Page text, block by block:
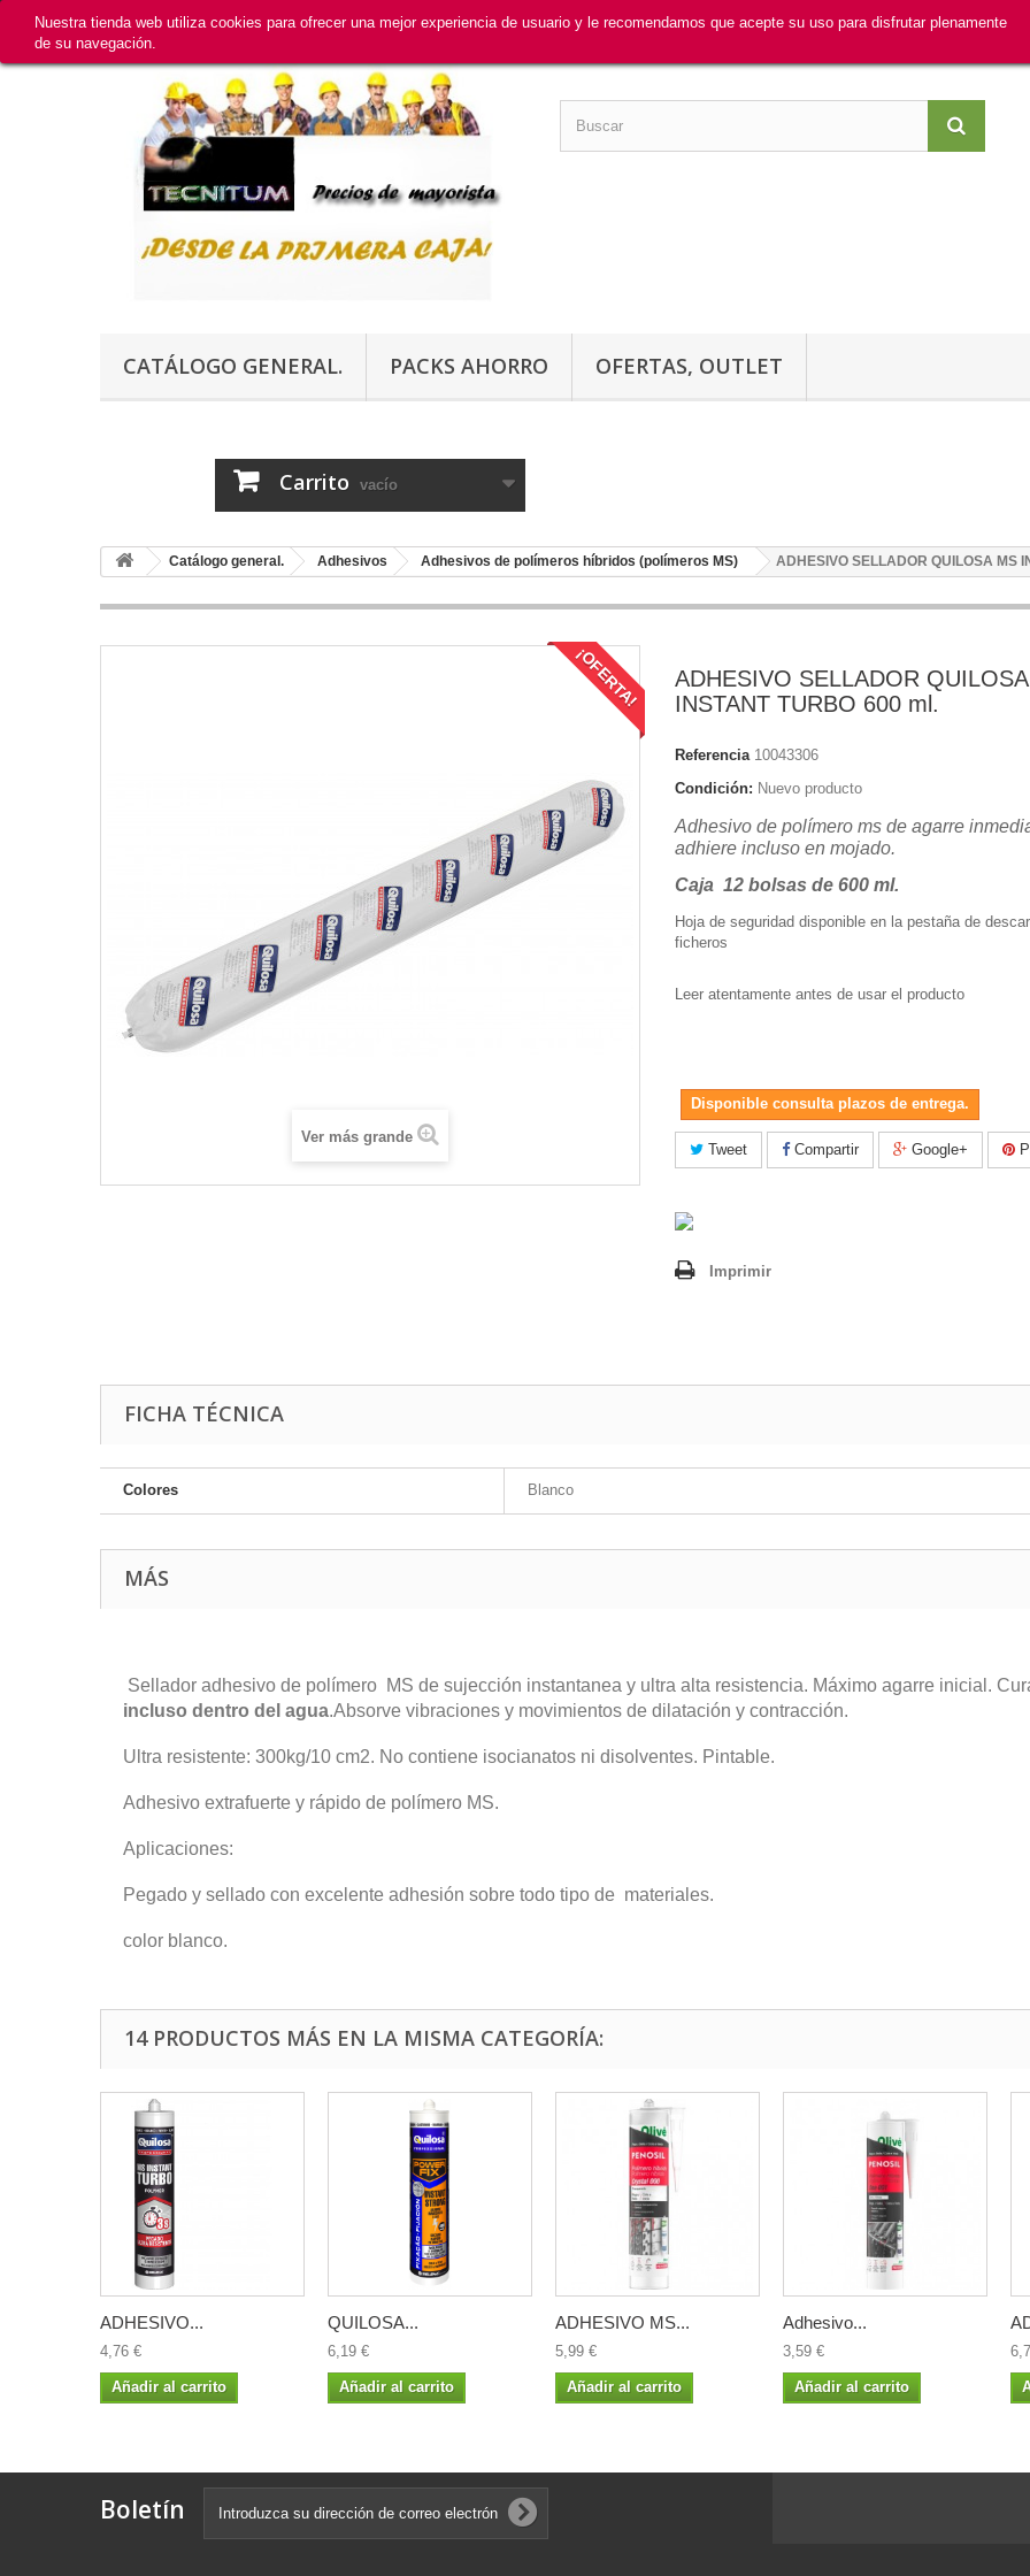
Nuestra tienda web utiliza cookies para ofrecer una mejor experiencia de usuario y le recomendamos que acepte su uso para disfrutar plenamente
de su navegación.
CATÁLOGO GENERAL. PACKS AHORRO OFERTAS, OUTLET
Carrito vacío
Catálogo general. Adhesivos Adhesivos de polímeros híbridos (polímeros MS) ADHESIVO SELLADOR QUILOSA MS
¡OFERTA!
Ver más grande
ADHESIVO SELLADOR
INSTANT TURBO 600 ml.
Referencia 10043306
Condición: Nuevo producto
Adhesivo de polímero ms de agarre
adhiere incluso en mojado.
Caja 12 bolsas de 600 ml.
Hoja de seguridad disponible en la pestaña de
ficheros
Leer atentamente antes de usar el producto
Disponible consulta plazos de entrega.
Tweet Compartir Google+
Imprimir
FICHA TÉCNICA
Colores Blanco
MÁS
Sellador adhesivo de polímero MS de sujección instantanea y ultra alta resistencia. Máximo agarre inicial.
incluso dentro del agua.Absorve vibraciones y movimientos de dilatación y contracción.
Ultra resistente: 300kg/10 cm2. No contiene isocianatos ni disolventes. Pintable.
Adhesivo extrafuerte y rápido de polímero MS.
Aplicaciones:
Pegado y sellado con excelente adhesión sobre todo tipo de materiales.
color blanco.
14 PRODUCTOS MÁS EN LA MISMA CATEGORÍA:
ADHESIVO...
4,76 €
Añadir al carrito
QUILOSA...
6,19 €
Añadir al carrito
ADHESIVO MS...
5,99 €
Añadir al carrito
Adhesivo...
3,59 €
Añadir al carrito
Boletín